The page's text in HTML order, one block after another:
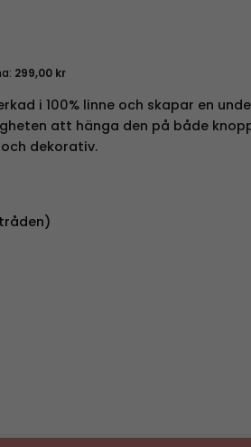
299,00 kr
i 100% linne och skapar en
att hänga den på både
dekorativ.